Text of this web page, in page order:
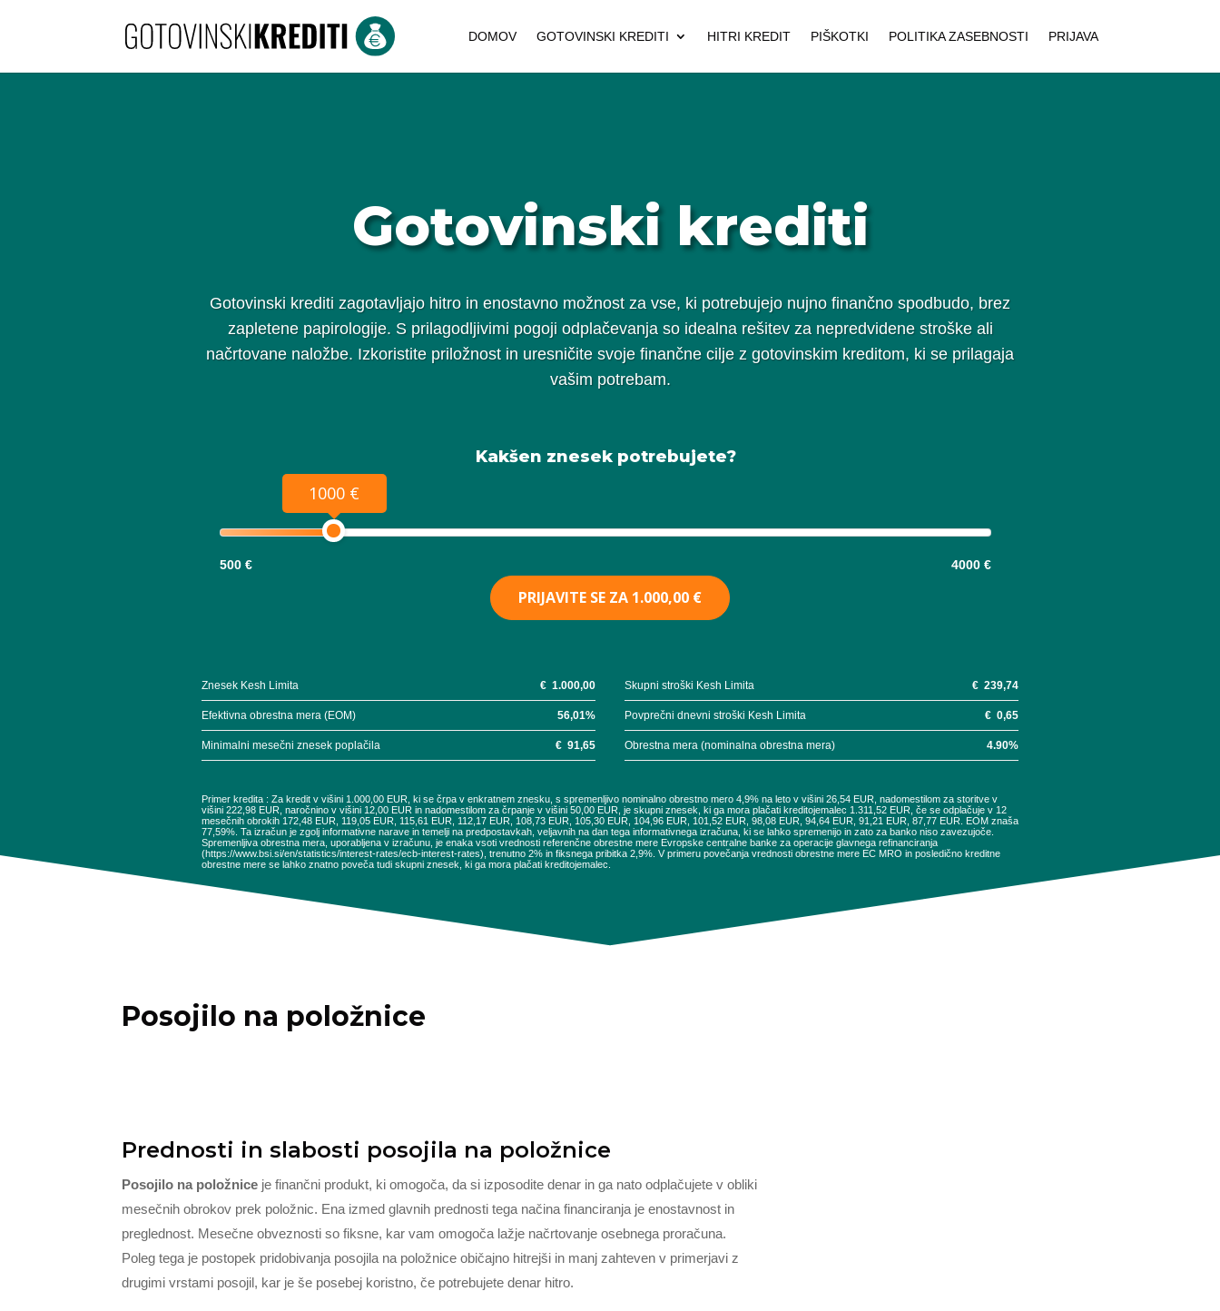
DOMOV GOTOVINSKI KREDITI HITRI KREDIT PIŠKOTKI POLITIKA ZASEBNOSTI PRIJAVA
Gotovinski krediti
Gotovinski krediti zagotavljajo hitro in enostavno možnost za vse, ki potrebujejo nujno finančno spodbudo, brez
zapletene papirologije. S prilagodljivimi pogoji odplačevanja so idealna rešitev za nepredvidene stroške ali
načrtovane naložbe. Izkoristite priložnost in uresničite svoje finančne cilje z gotovinskim kreditom, ki se prilagaja
vašim potrebam.
Kakšen znesek potrebujete?
1000 €
500 € 4000 €
PRIJAVITE SE ZA 1.000,00 €
Znesek Kesh Limita € 1.000,00 Skupni stroški Kesh Limita € 239,74
Efektivna obrestna mera (EOM) 56,01% Povprečni dnevni stroški Kesh Limita € 0,65
Minimalni mesečni znesek poplačila € 91,65 Obrestna mera (nominalna obrestna mera) 4.90%
Primer kredita : Za kredit v višini 1.000,00 EUR, ki se črpa v enkratnem znesku, s spremenljivo nominalno obrestno mero 4,9% na leto v višini 26,54 EUR, nadomestilom za storitve v
višini 222,98 EUR, naročnino v višini 12,00 EUR in nadomestilom za črpanje v višini 50,00 EUR, je skupni znesek, ki ga mora plačati kreditojemalec 1.311,52 EUR, če se odplačuje v 12
mesečnih obrokih 172,48 EUR, 119,05 EUR, 115,61 EUR, 112,17 EUR, 108,73 EUR, 105,30 EUR, 104,96 EUR, 101,52 EUR, 98,08 EUR, 94,64 EUR, 91,21 EUR, 87,77 EUR. EOM znaša
77,59%. Ta izračun je zgolj informativne narave in temelji na predpostavkah, veljavnih na dan tega informativnega izračuna, ki se lahko spremenijo in zato za banko niso zavezujoče.
Spremenljiva obrestna mera, uporabljena v izračunu, je enaka vsoti vrednosti referenčne obrestne mere Evropske centralne banke za operacije glavnega refinanciranja
(https://www.bsi.si/en/statistics/interest-rates/ecb-interest-rates), trenutno 2% in fiksnega pribitka 2,9%. V primeru povečanja vrednosti obrestne mere EC MRO in posledično kreditne
obrestne mere se lahko znatno poveča tudi skupni znesek, ki ga mora plačati kreditojemalec.
Posojilo na položnice
Prednosti in slabosti posojila na položnice
Posojilo na položnice je finančni produkt, ki omogoča, da si izposodite denar in ga nato odplačujete v obliki
mesečnih obrokov prek položnic. Ena izmed glavnih prednosti tega načina financiranja je enostavnost in
preglednost. Mesečne obveznosti so fiksne, kar vam omogoča lažje načrtovanje osebnega proračuna.
Poleg tega je postopek pridobivanja posojila na položnice običajno hitrejši in manj zahteven v primerjavi z
drugimi vrstami posojil, kar je še posebej koristno, če potrebujete denar hitro.